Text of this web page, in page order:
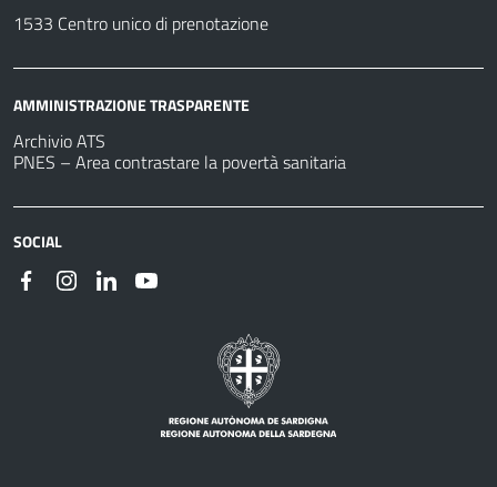
1533 Centro unico di prenotazione
AMMINISTRAZIONE TRASPARENTE
Archivio ATS
PNES – Area contrastare la povertà sanitaria
SOCIAL